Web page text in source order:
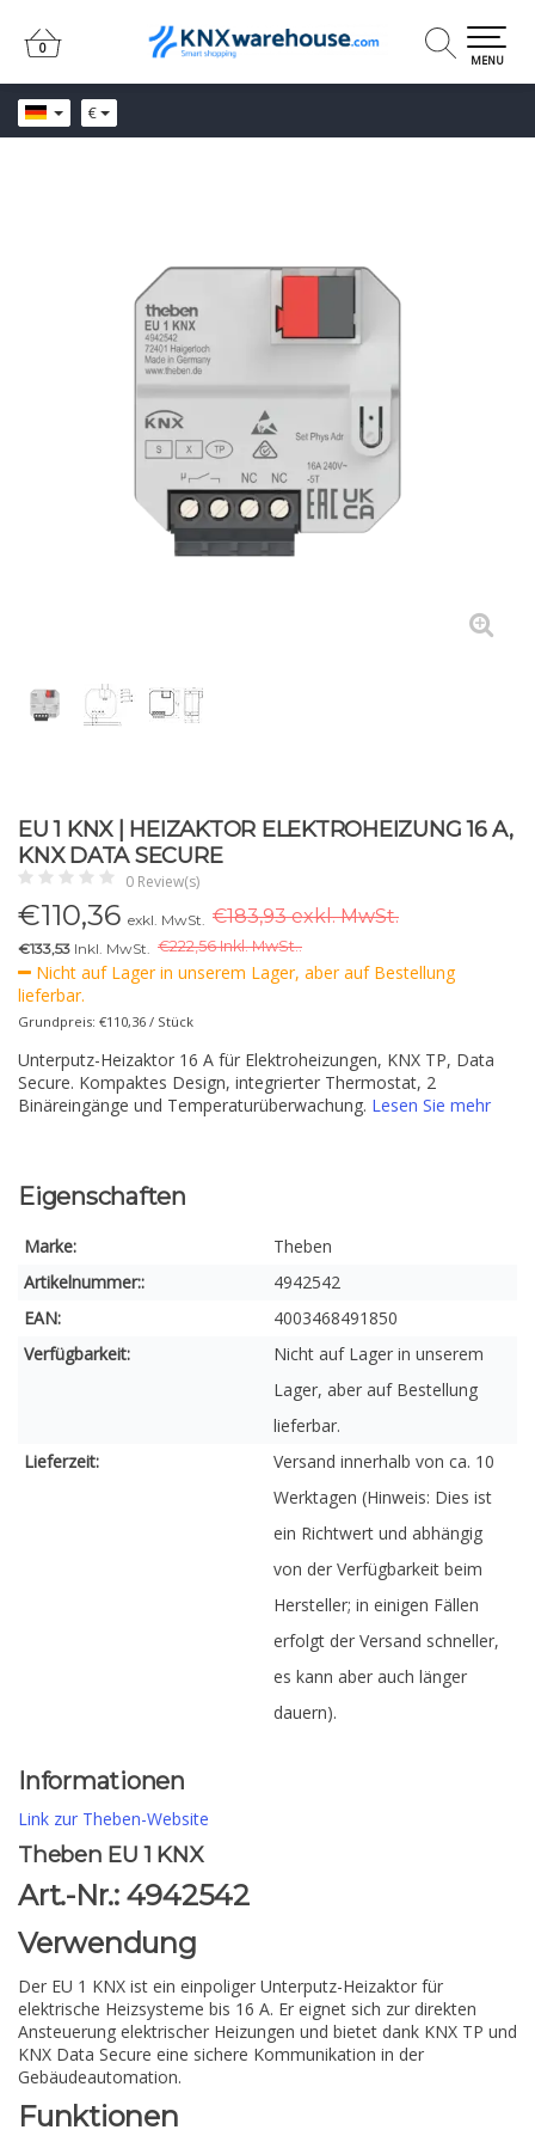
€
0
0
MENU
EU 1 KNX | HEIZAKTOR ELEKTROHEIZUNG 16 A,
KNX DATA SECURE
0 Review(s)
€110,36 exkl. MwSt. €183,93 exkl. MwSt.
€133,53 Inkl. MwSt. €222,56 Inkl. MwSt..
Nicht auf Lager in unserem Lager, aber auf Bestellung
lieferbar.
Grundpreis: €110,36 / Stück
Unterputz-Heizaktor 16 A für Elektroheizungen, KNX TP, Data
Secure. Kompaktes Design, integrierter Thermostat, 2
Binäreingänge und Temperaturüberwachung. Lesen Sie mehr
Eigenschaften
Marke:
Theben
Artikelnummer::
4942542
EAN:
4003468491850
Verfügbarkeit:
Nicht auf Lager in unserem
Lager, aber auf Bestellung
lieferbar.
Lieferzeit:
Versand innerhalb von ca. 10
Werktagen (Hinweis: Dies ist
ein Richtwert und abhängig
von der Verfügbarkeit beim
Hersteller; in einigen Fällen
erfolgt der Versand schneller,
es kann aber auch länger
dauern).
Informationen
Link zur Theben-Website
Theben EU 1 KNX
Art.-Nr.: 4942542
Verwendung
Der EU 1 KNX ist ein einpoliger Unterputz-Heizaktor für
elektrische Heizsysteme bis 16 A. Er eignet sich zur direkten
Ansteuerung elektrischer Heizungen und bietet dank KNX TP und
KNX Data Secure eine sichere Kommunikation in der
Gebäudeautomation.
Funktionen